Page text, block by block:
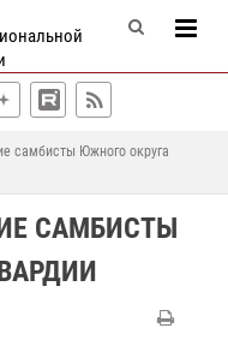
самбисты Южного округа
САМБИСТЫ